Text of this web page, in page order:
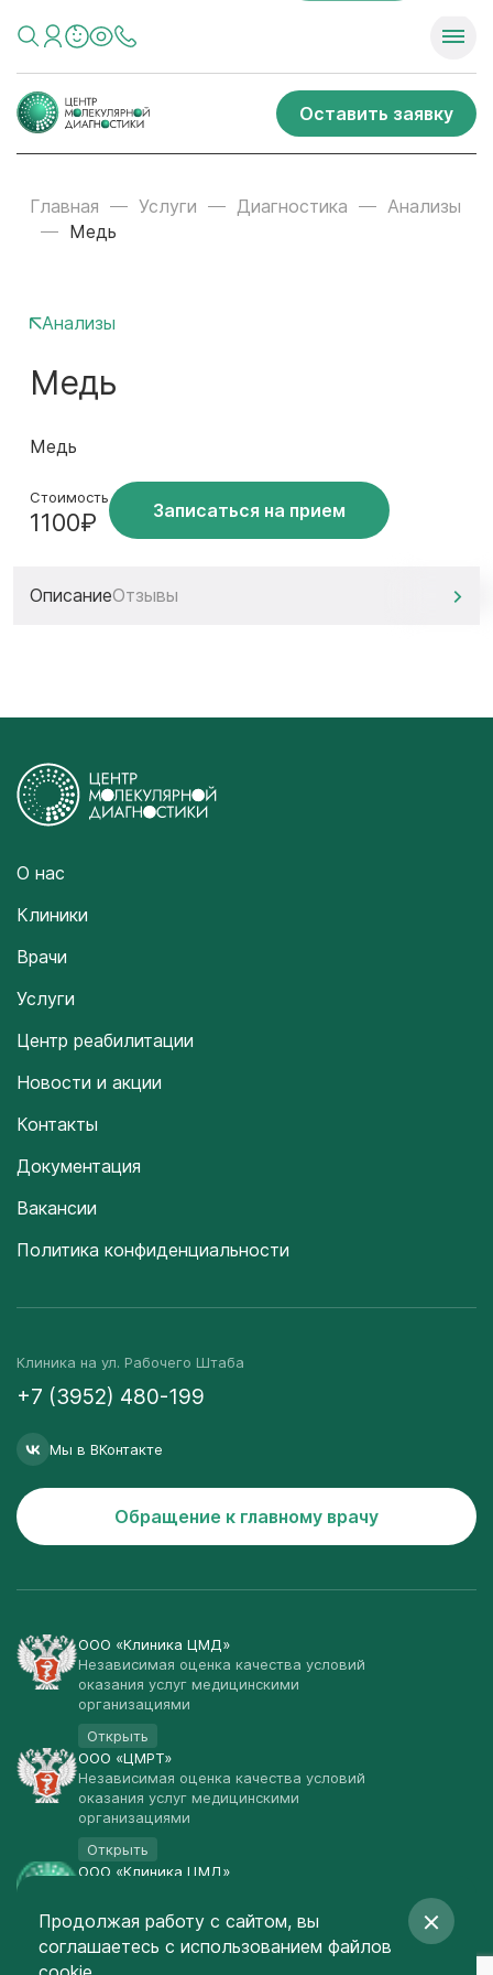
Оставить заявку
Главная Услуги Диагностика
Анализы
Медь
Анализы
Медь
Медь
Стоимость
1100₽ Записаться на прием
ОписаниеОтзывы
О нас
Клиники
Врачи
Услуги
Центр реабилитации
Новости и акции
Контакты
Документация
Вакансии
Политика конфиденциальности
Клиника на ул. Рабочего Штаба
+7 (3952) 480-199
Мы в ВКонтакте
Обращение к главному врачу
ООО «Клиника ЦМД»
Независимая оценка качества условий
оказания услуг медицинскими
организациями
Открыть
ООО «ЦМРТ»
Независимая оценка качества условий
оказания услуг медицинскими
организациями
Открыть
ООО «Клиника ЦМД»
Открыть
© Клиника ЦМД 2003-2026
Продолжая работу с сайтом, вы
соглашаетесь с использованием файлов